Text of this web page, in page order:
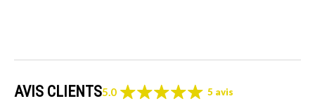
AVIS CLIENTS5.0 5 avis